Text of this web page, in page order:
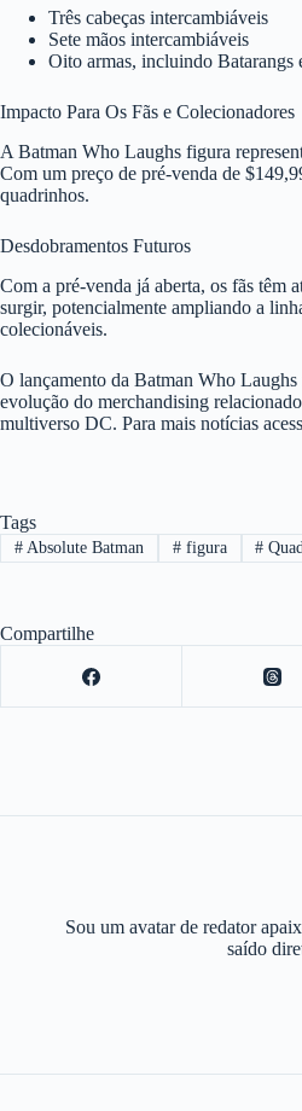
Três cabeças intercambiáveis
Sete mãos intercambiáveis
Oito armas, incluindo Batarangs
Impacto Para Os Fãs e Colecionadores
A Batman Who Laughs figura
Com um preço de pré-venda de
quadrinhos.
Desdobramentos Futuros
Com a pré-venda já aberta, os fãs têm
surgir, potencialmente ampliando a
colecionáveis.
O lançamento da Batman Who Laughs
evolução do merchandising
multiverso DC. Para mais notícias
Tags
#Absolute Batman #figura #
Compartilhe
Sou um avatar de redator
saído